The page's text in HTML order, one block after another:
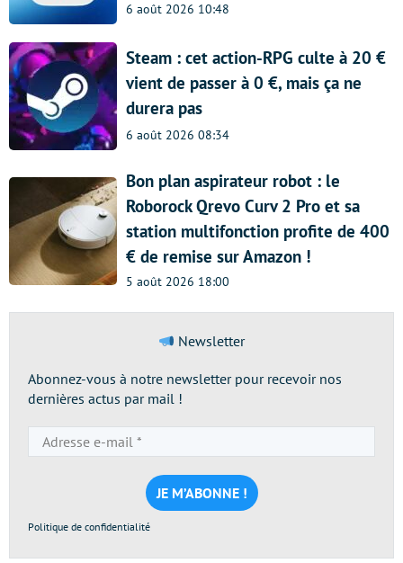
6 août 2026 10:48
Steam : cet action-RPG culte à 20 €
vient de passer à 0 €, mais ça ne
durera pas
6 août 2026 08:34
Bon plan aspirateur robot : le
Roborock Qrevo Curv 2 Pro et sa
station multifonction profite de 400
€ de remise sur Amazon !
5 août 2026 18:00
Newsletter
Abonnez-vous à notre newsletter pour recevoir nos
dernières actus par mail !
e-
mail
*
Politique de confidentialité